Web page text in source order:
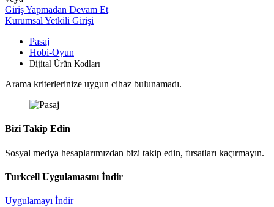
Giriş Yapmadan Devam Et
Kurumsal Yetkili Girişi
Pasaj
Hobi-Oyun
Dijital Ürün Kodları
Arama kriterlerinize uygun cihaz bulunamadı.
Bizi Takip Edin
Sosyal medya hesaplarımızdan bizi takip edin, fırsatları kaçırmayın.
Turkcell Uygulamasını İndir
Uygulamayı İndir